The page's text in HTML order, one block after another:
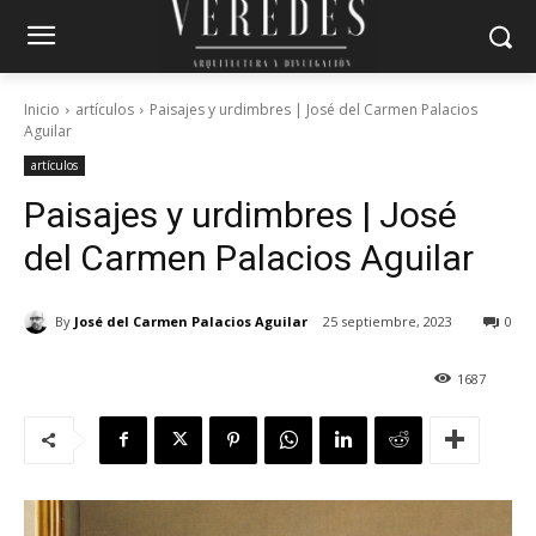
Inicio artículos
Paisajes y urdimbres | José del Carmen Palacios
Aguilar
artículos
Paisajes y urdimbres | José
del Carmen Palacios Aguilar
By José del Carmen Palacios Aguilar 25 septiembre, 2023 0
1687